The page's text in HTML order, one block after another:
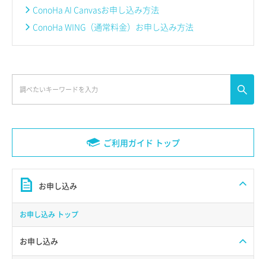
ご利用ガイド トップ
お申し込み
お申し込み トップ
お申し込み
ConoHa AI Canvasお申し込み方法
ConoHa WING（通常料金）お申し込み方法